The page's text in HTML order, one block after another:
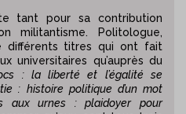
tant pour sa contribution
militantisme. Politologue,
différents titres qui ont fait
universitaires qu’auprès du
: la liberté et l’égalité se
: histoire politique d’unmot
aux urnes : plaidoyer pour